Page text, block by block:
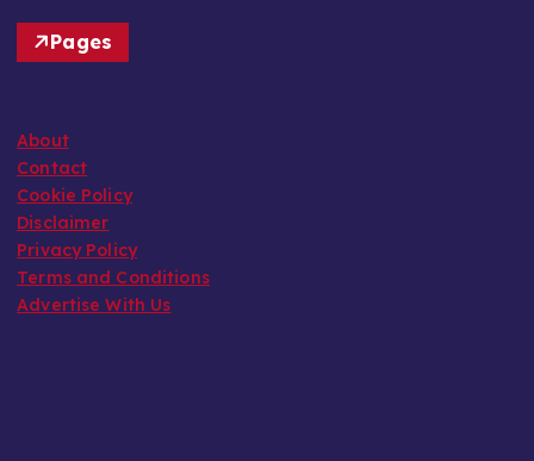
Pages
About
Contact
Cookie Policy
Disclaimer
Privacy Policy
Terms and Conditions
Advertise With Us